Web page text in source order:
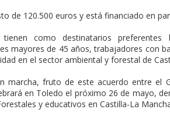
de 120.500 euros y está financiado en
como destinatarios preferentes
mayores de 45 años, trabajadores con
en el sector ambiental y forestal de
marcha, fruto de este acuerdo entre el
en Toledo el próximo 26 de mayo,
y educativos en Castilla-La